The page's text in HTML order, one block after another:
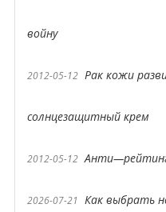
войну
2012-05-12 Рак кожи
солнцезащитный крем
2012-05-12
2026-07-21 Как выбрать